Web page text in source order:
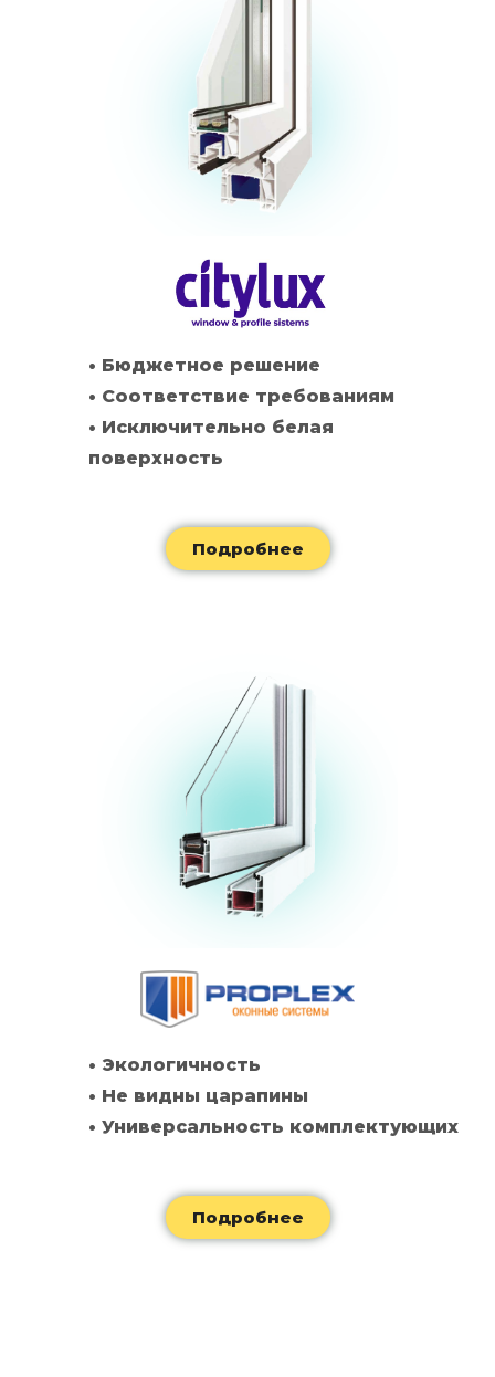
• Бюджетное решение
• Соответствие требованиям
• Исключительно белая
поверхность
Подробнее
• Экологичность
• Не видны царапины
• Универсальность комплектующих
Подробнее